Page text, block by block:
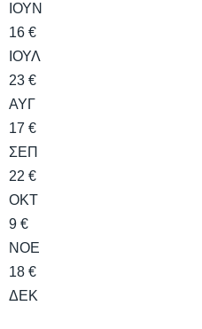
ΙΟΥΝ
16 €
ΙΟΥΛ
23 €
ΑΥΓ
17 €
ΣΕΠ
22 €
ΟΚΤ
9 €
ΝΟΕ
18 €
ΔΕΚ